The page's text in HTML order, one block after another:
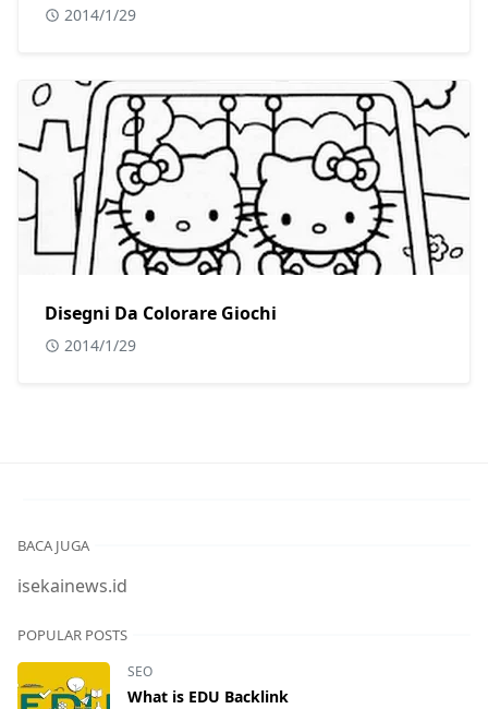
2014/1/29
Disegni Da Colorare Giochi
2014/1/29
BACA JUGA
isekainews.id
POPULAR POSTS
SEO
What is EDU Backlink